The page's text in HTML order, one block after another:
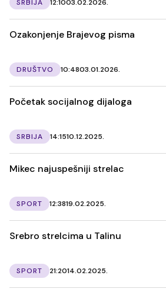
SRBIJA 12:1003.02.2026.
Ozakonjenje Brajevog pisma
DRUŠTVO 10:4803.01.2026.
Početak socijalnog dijaloga
SRBIJA 14:1510.12.2025.
Mikec najuspešniji strelac
SPORT 12:3819.02.2025.
Srebro strelcima u Talinu
SPORT 21:2014.02.2025.